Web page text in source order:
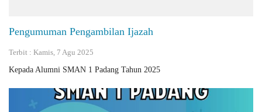
Pengumuman Pengambilan Ijazah
Terbit : Kamis, 7 Agu 2025
Kepada Alumni SMAN 1 Padang Tahun 2025